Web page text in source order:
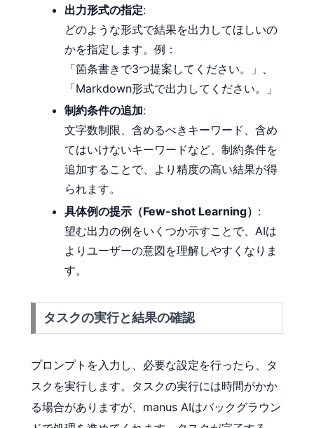
出力形式の指定:
どのような形式で結果を出力してほしいの
かを指定します。例：
「箇条書きで3つ提案してください。」、
「Markdown形式で出力してください。」
制約条件の追加:
文字数制限、含めるべきキーワード、含め
てはいけないキーワードなど、制約条件を
追加することで、より精度の高い結果が得
られます。
具体例の提示（Few-shot Learning） :
望む出力の例をいくつか示すことで、AIは
よりユーザーの意図を理解しやすくなりま
す。
タスクの実行と結果の確認
プロンプトを入力し、必要な設定を行ったら、タ
スクを実行します。タスクの実行には時間がかか
る場合がありますが、manus AIはバックグラウン